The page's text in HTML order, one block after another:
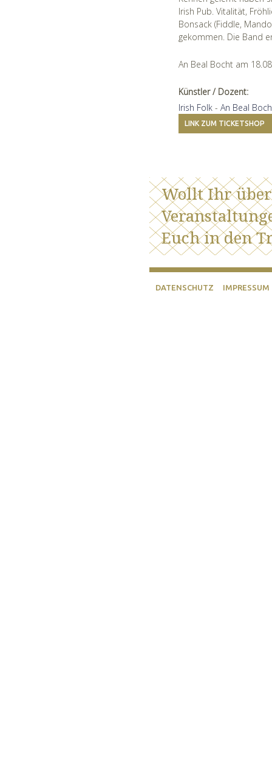
Irish Pub. Vitalität,
Bonsack (Fiddle,
gekommen. Die Band
An Beal Bocht am
Künstler / Dozent:
Irish Folk - An Beal
LINK ZUM TICKETSHOP
Wollt Ihr über
Euch in den
DATENSCHUTZ IMPRESSUM